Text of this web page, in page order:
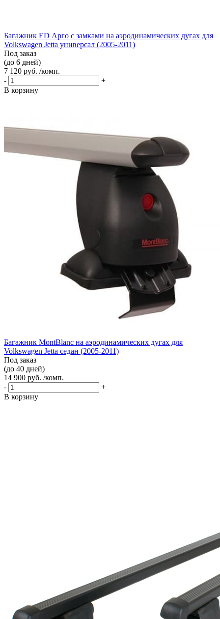
Багажник ED Арго с замками на аэродинамических дугах для
Volkswagen Jetta универсал (2005-2011)
Под заказ
(до 6 дней)
7 120 руб. /комп.
-
+
В корзину
Багажник MontBlanc на аэродинамических дугах для
Volkswagen Jetta седан (2005-2011)
Под заказ
(до 40 дней)
14 900 руб. /комп.
-
+
В корзину